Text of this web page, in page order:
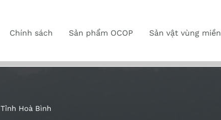
Chính sách Sản phẩm OCOP Sản vật vùng miền
Tỉnh Hoà Bình